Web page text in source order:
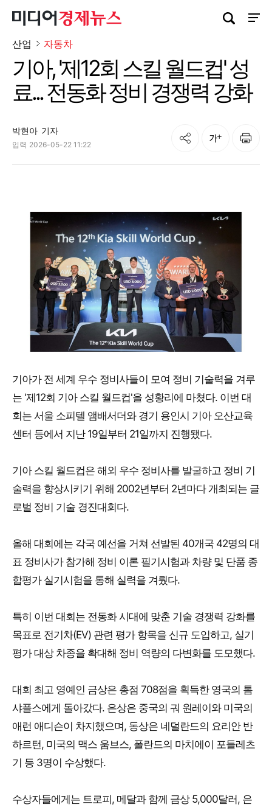
사이
검색창 열기
산업 자동차
기아, '제12회 스킬 월드컵' 성
료... 전동화 정비 경쟁력 강화
박현아 기자
입력 2026-05-22 11:22
공유 글자크기 인쇄
기아가 전 세계 우수 정비사들이 모여 정비 기술력을 겨루
는 '제12회 기아 스킬 월드컵'을 성황리에 마쳤다. 이번 대
회는 서울 소피텔 앰배서더와 경기 용인시 기아 오산교육
센터 등에서 지난 19일부터 21일까지 진행됐다.
기아 스킬 월드컵은 해외 우수 정비사를 발굴하고 정비 기
술력을 향상시키기 위해 2002년부터 2년마다 개최되는 글
로벌 정비 기술 경진대회다.
올해 대회에는 각국 예선을 거쳐 선발된 40개국 42명의 대
표 정비사가 참가해 정비 이론 필기시험과 차량 및 단품 종
합평가 실기시험을 통해 실력을 겨뤘다.
특히 이번 대회는 전동화 시대에 맞춘 기술 경쟁력 강화를
목표로 전기차(EV) 관련 평가 항목을 신규 도입하고, 실기
평가 대상 차종을 확대해 정비 역량의 다변화를 도모했다.
대회 최고 영예인 금상은 총점 708점을 획득한 영국의 톰
샤플스에게 돌아갔다. 은상은 중국의 궈 원레이와 미국의
애런 애디슨이 차지했으며, 동상은 네덜란드의 요리안 반
하르턴, 미국의 맥스 움브스, 폴란드의 마치에이 포들레츠
기 등 3명이 수상했다.
수상자들에게는 트로피, 메달과 함께 금상 5,000달러, 은